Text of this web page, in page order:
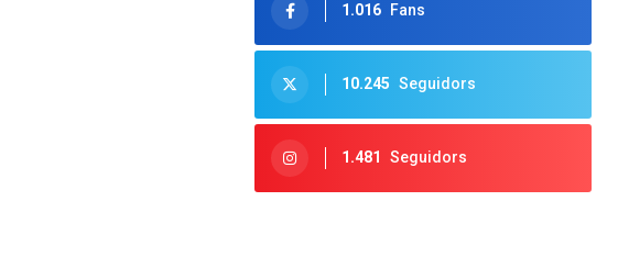
1.016 Fans
10.245 Seguidors
1.481 Seguidors